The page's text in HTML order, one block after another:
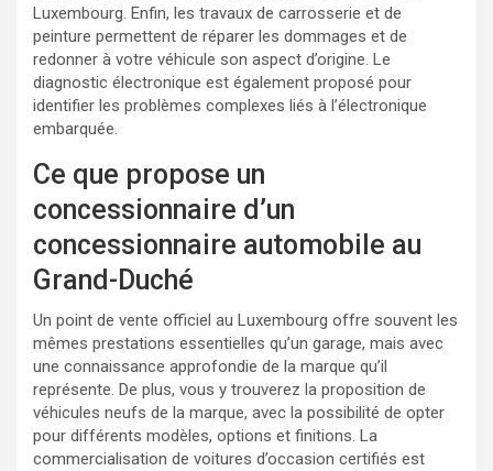
Luxembourg. Enfin, les travaux de carrosserie et de
peinture permettent de réparer les dommages et de
redonner à votre véhicule son aspect d’origine. Le
diagnostic électronique est également proposé pour
identifier les problèmes complexes liés à l’électronique
embarquée.
Ce que propose un
concessionnaire d’un
concessionnaire automobile au
Grand-Duché
Un point de vente officiel au Luxembourg offre souvent les
mêmes prestations essentielles qu’un garage, mais avec
une connaissance approfondie de la marque qu’il
représente. De plus, vous y trouverez la proposition de
véhicules neufs de la marque, avec la possibilité de opter
pour différents modèles, options et finitions. La
commercialisation de voitures d’occasion certifiés est